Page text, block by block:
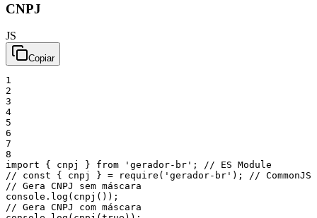
CNPJ
JS
Copiar
1
2
3
4
5
6
7
8
import
{ cnpj } from 'gerador-br' ;
// ES Module
// const { cnpj } = require('gerador-br'); // CommonJS
// Gera CNPJ sem máscara
console . log ( cnpj ( ) ) ;
// Gera CNPJ com máscara